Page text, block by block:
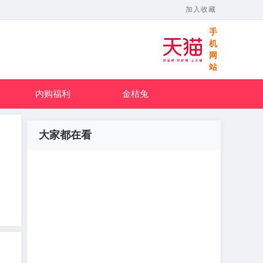
加入收藏
手
机
网
站
内购福利 金桔兔
大家都在看